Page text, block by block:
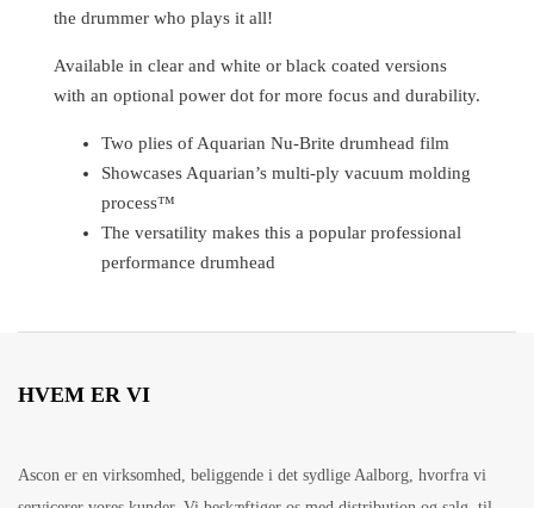
the drummer who plays it all!
Available in clear and white or black coated versions
with an optional power dot for more focus and durability.
Two plies of Aquarian Nu-Brite drumhead film
Showcases Aquarian’s multi-ply vacuum molding
process™
The versatility makes this a popular professional
performance drumhead
HVEM ER VI
Ascon er en virksomhed, beliggende i det sydlige Aalborg, hvorfra vi